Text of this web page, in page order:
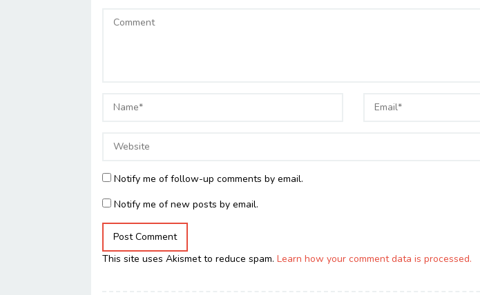
Notify me of follow-up comments by email.
Notify me of new posts by email.
This site uses Akismet to reduce spam. Learn how your comment data is processed.